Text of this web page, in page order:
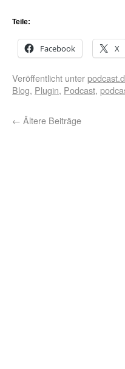
Teile:
Facebook X
Veröffentlicht unter
Blog, Plugin, Podcast,
← Ältere Beiträge